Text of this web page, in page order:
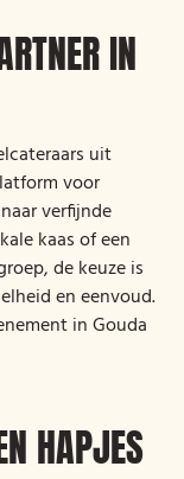
IN
uit
voor
verfijnde
kaas of een
de keuze is
en eenvoud.
in Gouda
HAPJES